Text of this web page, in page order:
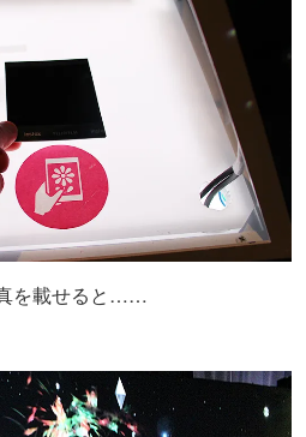
を載せると……